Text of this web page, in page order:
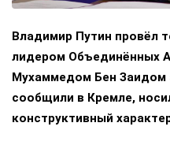
Владимир Путин провёл
лидером Объединённых
Мухаммедом Бен Заидом
сообщили в Кремле,
конструктивный